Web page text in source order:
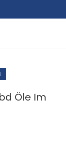
Öle Im